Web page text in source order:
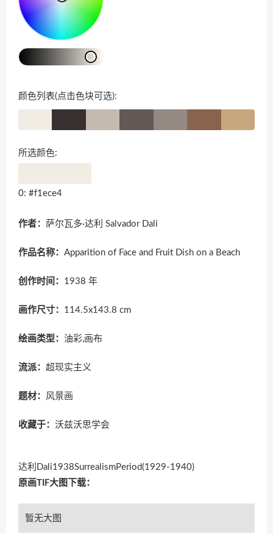
颜色列表(点击色块可选):
所选颜色:
0: #f1ece4
作者： 萨尔瓦多·达利 Salvador Dali
作品名称： Apparition of Face and Fruit Dish on a Beach
创作时间： 1938 年
画作尺寸： 114.5x143.8 cm
绘画类型： 油彩,画布
流派： 超现实主义
题材： 风景画
收藏于： 沃兹沃思学会
达利Dali1938SurrealismPeriod(1929-1940)
原画TIF大图下载：
暂无大图